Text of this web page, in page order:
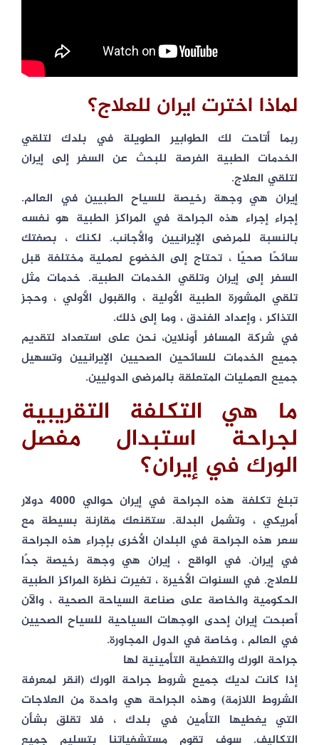
لماذا اخترت ايران للعلاج؟
ربما أتاحت لك الطوابیر الطويلة في بلدك لتلقي
الخدمات الطبية الفرصة للبحث عن السفر إلى إيران
لتلقي العلاج.
إيران هي وجهة رخيصة للسياح الطبيين في العالم.
إجراء إجراء هذه الجراحة في المراكز الطبية هو نفسه
بالنسبة للمرضى الإيرانيين والأجانب. لكنك ، بصفتك
سائحًا صحيًا ، تحتاج إلى الخضوع لعملية مختلفة قبل
السفر إلى إيران وتلقي الخدمات الطبية. خدمات مثل
تلقي المشورة الطبية الأولية ، والقبول الأولي ، وحجز
التذاكر ، وإعداد الفندق ، وما إلى ذلك.
في شركة المسافر أونلاين، نحن على استعداد لتقديم
جميع الخدمات للسائحين الصحيين الإيرانيين وتسهيل
جميع العمليات المتعلقة بالمرضى الدوليين.
ما هي التكلفة التقريبية
لجراحة استبدال مفصل
الورك في إيران؟
تبلغ تكلفة هذه الجراحة في إيران حوالي 4000 دولار
أمريكي ، وتشمل البدلة. ستقنعك مقارنة بسيطة مع
سعر هذه الجراحة في البلدان الأخرى بإجراء هذه الجراحة
في إيران. في الواقع ، إيران هي وجهة رخيصة جدًا
للعلاج. في السنوات الأخيرة ، تغيرت نظرة المراكز الطبية
الحكومية والخاصة على صناعة السياحة الصحية ، والآن
أصبحت إيران إحدى الوجهات السياحية للسياح الصحيين
في العالم ، وخاصة في الدول المجاورة.
جراحة الورك والتغطية التأمينية لها
إذا كانت لديك جميع شروط جراحة الورك (انقر لمعرفة
الشروط اللازمة) وهذه الجراحة هي واحدة من العلاجات
التي يغطيها التأمين في بلدك ، فلا تقلق بشأن
التكاليف. سوف تقوم مستشفياتنا بتسليم جميع